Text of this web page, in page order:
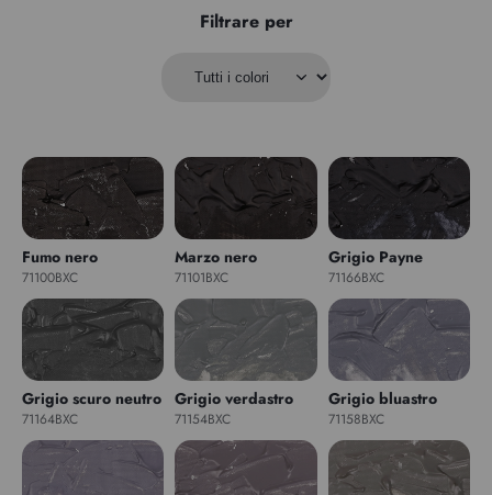
Filtrare per
Fumo nero
71100BXC
Marzo nero
71101BXC
Grigio Payne
71166BXC
Grigio scuro neutro
71164BXC
Grigio verdastro
71154BXC
Grigio bluastro
71158BXC